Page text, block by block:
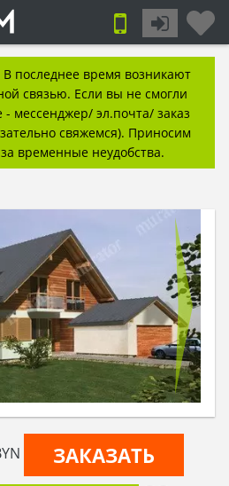
последнее время возникают
связью. Если вы не смогли
мессенджер/ эл.почта/ заказ
свяжемся). Приносим
временные неудобства.
ЗАКАЗАТЬ